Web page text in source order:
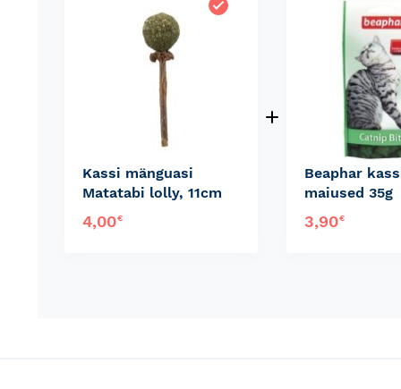
Kassi mänguasi
Matatabi lolly, 11cm
4,00
€
Beaphar
maiused 35g
3,90
€